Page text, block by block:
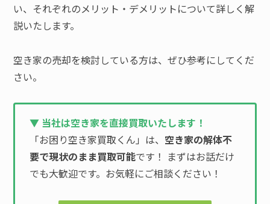
い、それぞれのメリット・デメリットについて詳しく解
説いたします。
空き家の売却を検討している方は、ぜひ参考にしてくだ
さい。
▼ 当社は空き家を直接買取いたします！
「お困り空き家買取くん」は、 空き家の解体不
要で現状のまま買取可能です！ まずはお話だけ
でも大歓迎です。お気軽にご相談ください！